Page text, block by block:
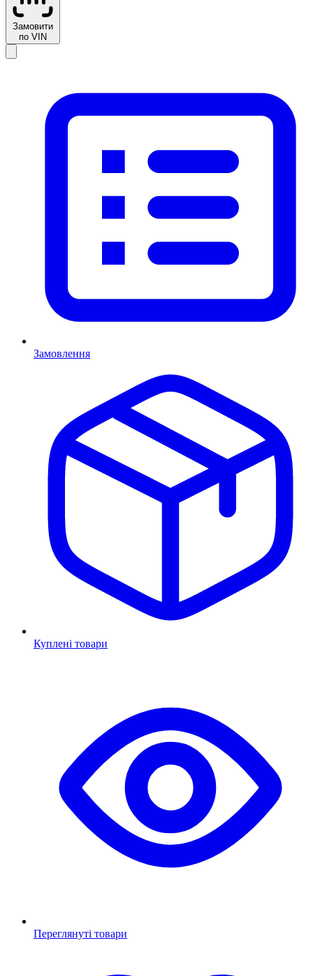
Замовити
по VIN
Замовлення
Куплені товари
Переглянуті товари